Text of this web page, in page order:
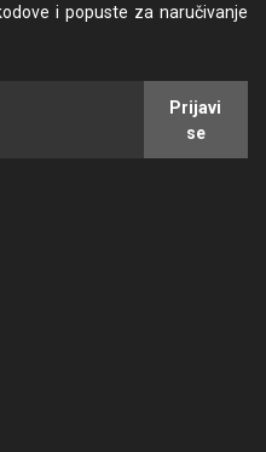
i popuste za naručivanje
Prijavi
se